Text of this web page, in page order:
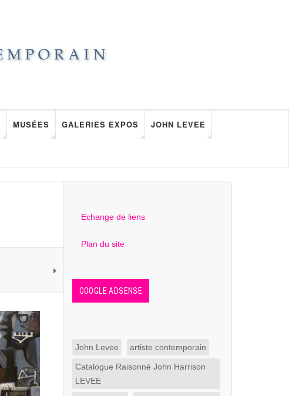
MUSÉES GALERIES EXPOS JOHN LEVEE
Echange de liens
Plan du site
GOOGLE ADSENSE
John Levee artiste contemporain
Catalogue Raisonné John Harrison
LEVEE